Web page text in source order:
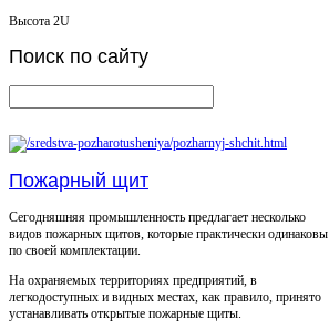
Высота 2U
Поиск по сайту
Пожарный щит
Сегодняшняя промышленность предлагает несколько
видов пожарных щитов, которые практически одинаковы
по своей комплектации.
На охраняемых территориях предприятий, в
легкодоступных и видных местах, как правило, принято
устанавливать открытые пожарные щиты.